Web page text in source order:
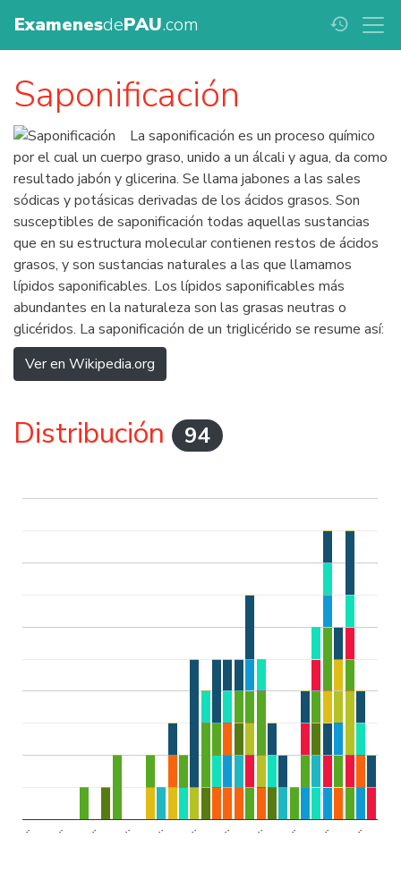
ExamenesdePAU.com history
Saponificación
La saponificación es un proceso químico
por el cual un cuerpo graso, unido a un álcali y agua, da como
resultado jabón y glicerina. Se llama jabones a las sales
sódicas y potásicas derivadas de los ácidos grasos. Son
susceptibles de saponificación todas aquellas sustancias
que en su estructura molecular contienen restos de ácidos
grasos, y son sustancias naturales a las que llamamos
lípidos saponificables. Los lípidos saponificables más
abundantes en la naturaleza son las grasas neutras o
glicéridos. La saponificación de un triglicérido se resume así:
Ver en Wikipedia.org
Distribución 94
.. .. .. .. .. .. .. .. .. .. ..